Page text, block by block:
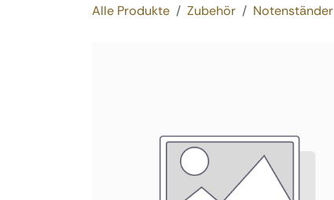
Alle Produkte Zubehör Notenständer